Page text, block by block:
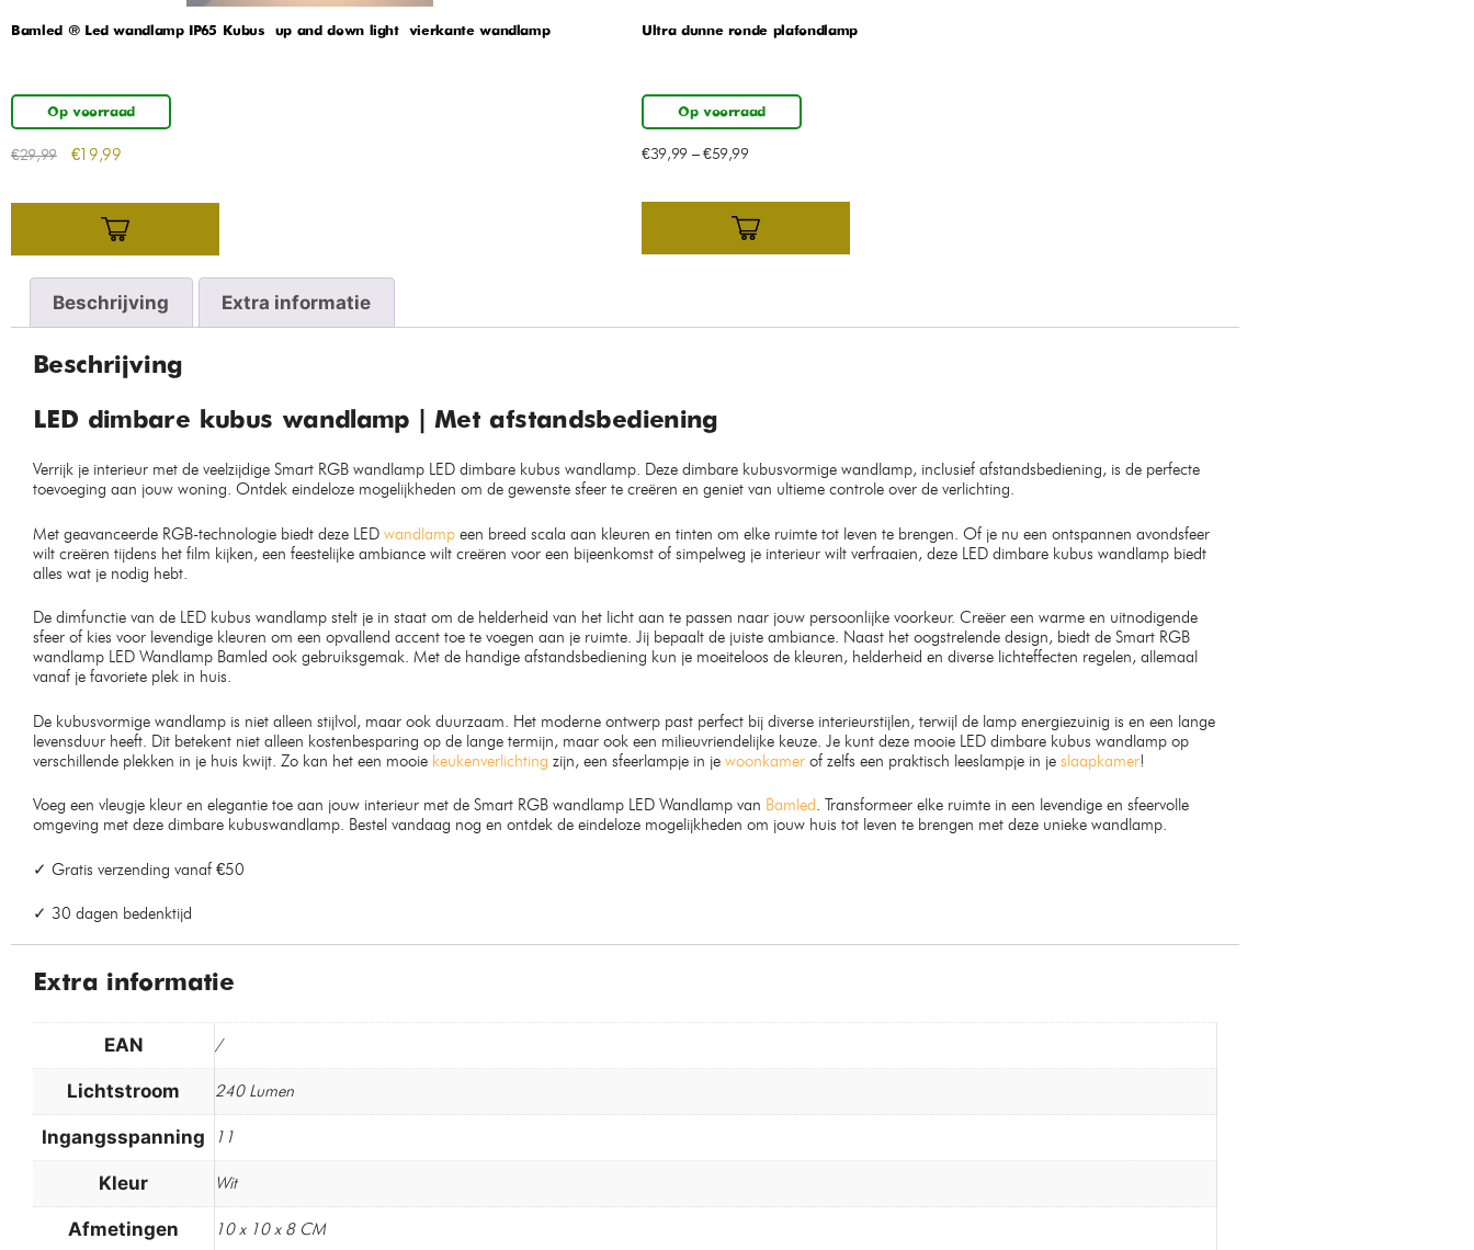
Bamled ® Led wandlamp IP65 Kubus – up and down light – vierkante wandlamp
Op voorraad
€29,99 €19,99
Ultra dunne ronde plafondlamp
Op voorraad
€39,99–€59,99
Beschrijving Extra informatie
Beschrijving
LED dimbare kubus wandlamp | Met afstandsbediening
Verrijk je interieur met de veelzijdige Smart RGB wandlamp LED dimbare kubus wandlamp. Deze dimbare kubusvormige wandlamp, inclusief afstandsbediening, is de perfecte
toevoeging aan jouw woning. Ontdek eindeloze mogelijkheden om de gewenste sfeer te creëren en geniet van ultieme controle over de verlichting.
Met geavanceerde RGB-technologie biedt deze LED wandlamp een breed scala aan kleuren en tinten om elke ruimte tot leven te brengen. Of je nu een ontspannen avondsfeer
wilt creëren tijdens het film kijken, een feestelijke ambiance wilt creëren voor een bijeenkomst of simpelweg je interieur wilt verfraaien, deze LED dimbare kubus wandlamp biedt
alles wat je nodig hebt.
De dimfunctie van de LED kubus wandlamp stelt je in staat om de helderheid van het licht aan te passen naar jouw persoonlijke voorkeur. Creëer een warme en uitnodigende
sfeer of kies voor levendige kleuren om een opvallend accent toe te voegen aan je ruimte. Jij bepaalt de juiste ambiance. Naast het oogstrelende design, biedt de Smart RGB
wandlamp LED Wandlamp Bamled ook gebruiksgemak. Met de handige afstandsbediening kun je moeiteloos de kleuren, helderheid en diverse lichteffecten regelen, allemaal
vanaf je favoriete plek in huis.
De kubusvormige wandlamp is niet alleen stijlvol, maar ook duurzaam. Het moderne ontwerp past perfect bij diverse interieurstijlen, terwijl de lamp energiezuinig is en een lange
levensduur heeft. Dit betekent niet alleen kostenbesparing op de lange termijn, maar ook een milieuvriendelijke keuze. Je kunt deze mooie LED dimbare kubus wandlamp op
verschillende plekken in je huis kwijt. Zo kan het een mooie keukenverlichting zijn, een sfeerlampje in je woonkamer of zelfs een praktisch leeslampje in je slaapkamer!
Voeg een vleugje kleur en elegantie toe aan jouw interieur met de Smart RGB wandlamp LED Wandlamp van Bamled. Transformeer elke ruimte in een levendige en sfeervolle
omgeving met deze dimbare kubuswandlamp. Bestel vandaag nog en ontdek de eindeloze mogelijkheden om jouw huis tot leven te brengen met deze unieke wandlamp.
✓ Gratis verzending vanaf €50
✓ 30 dagen bedenktijd
Extra informatie
EAN /
Lichtstroom 240 Lumen
Ingangsspanning 11
Kleur Wit
Afmetingen 10 x 10 x 8 CM